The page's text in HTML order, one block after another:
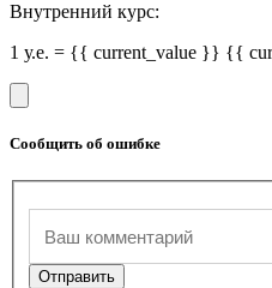
Внутренний курс:
1 у.е. = {{ current_value }} {{
Сообщить об ошибке